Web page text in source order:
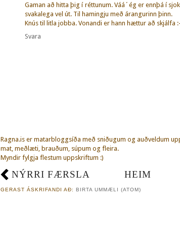
Gaman að hitta þig í réttunum. Váá´ég er ennþá í
svakalega vel út. Til hamingju með árangurinn þinn.
Knús til litla jobba. Vonandi er hann hættur að skjálfa
Svara
Ragna.is er matarbloggsíða með sniðugum og auðveldum
mat, meðlæti, brauðum, súpum og fleira.
Myndir fylgja flestum uppskriftum :)
NÝRRI FÆRSLA HEIM
GERAST ÁSKRIFANDI AÐ: BIRTA UMMÆLI (ATOM)